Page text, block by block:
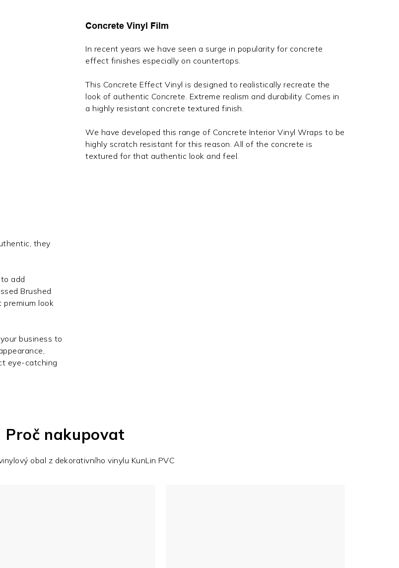
Concrete Vinyl Film
In recent years we have seen a surge in popularity for concrete
effect finishes especially on countertops.
This Concrete Effect Vinyl is designed to realistically recreate the
look of authentic Concrete. Extreme realism and durability. Comes in
a highly resistant concrete textured finish.
We have developed this range of Concrete Interior Vinyl Wraps to be
highly scratch resistant for this reason. All of the concrete is
textured for that authentic look and feel.
they
add
Brushed
look
business to
eye-catching
Proč nakupovat
obal z dekorativního vinylu KunLin PVC